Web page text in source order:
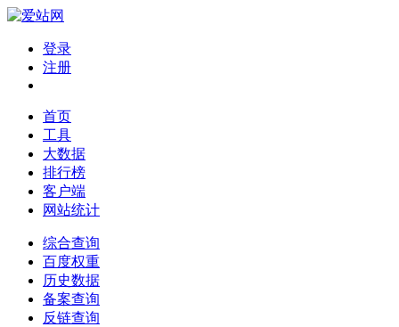
登录
注册
首页
工具
大数据
排行榜
客户端
网站统计
综合查询
百度权重
历史数据
备案查询
反链查询